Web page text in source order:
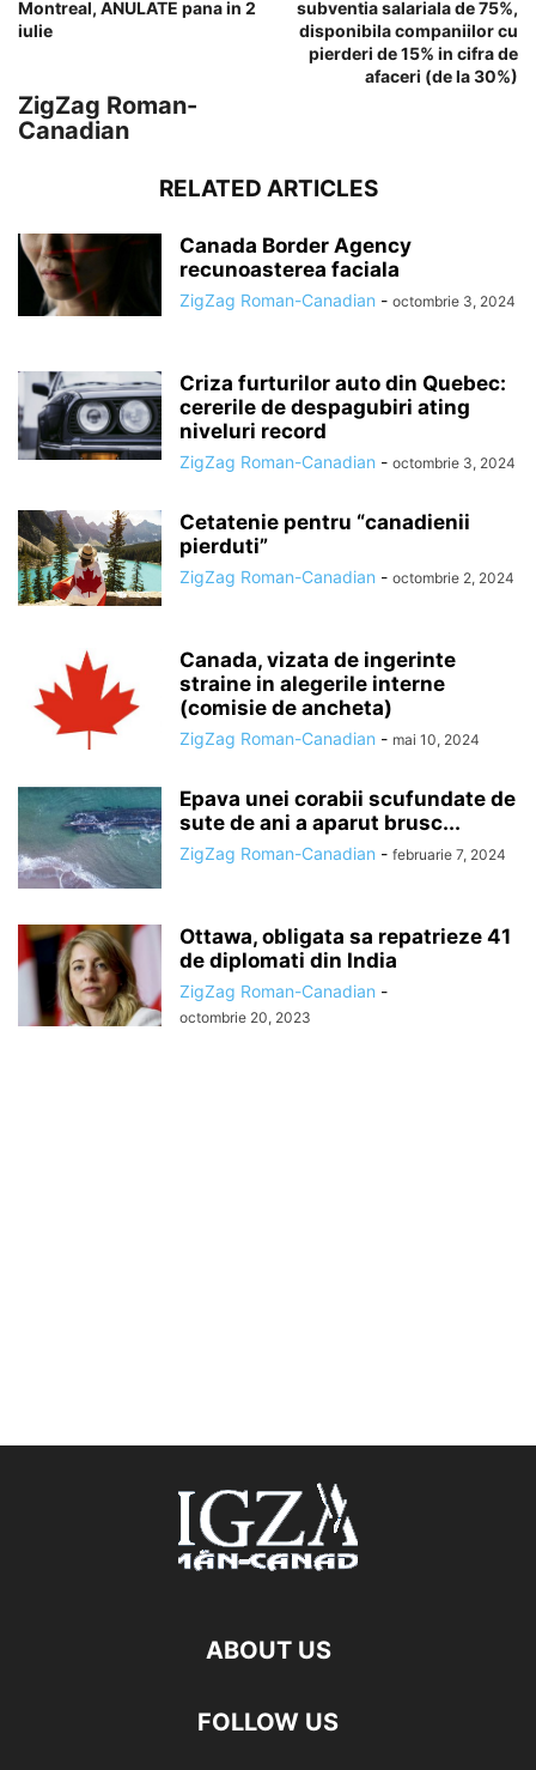
Montreal, ANULATE pana in 2
iulie
subventia salariala de 75%,
disponibila companiilor cu
pierderi de 15% in cifra de
afaceri (de la 30%)
ZigZag Roman-
Canadian
RELATED ARTICLES
Canada Border Agency
recunoasterea faciala
ZigZag Roman-Canadian - octombrie 3, 2024
Criza furturilor auto din Quebec:
cererile de despagubiri ating
niveluri record
ZigZag Roman-Canadian - octombrie 3, 2024
Cetatenie pentru “canadienii
pierduti”
ZigZag Roman-Canadian - octombrie 2, 2024
Canada, vizata de ingerinte
straine in alegerile interne
(comisie de ancheta)
ZigZag Roman-Canadian - mai 10, 2024
Epava unei corabii scufundate de
sute de ani a aparut brusc...
ZigZag Roman-Canadian - februarie 7, 2024
Ottawa, obligata sa repatrieze 41
de diplomati din India
ZigZag Roman-Canadian -
octombrie 20, 2023
ABOUT US
FOLLOW US